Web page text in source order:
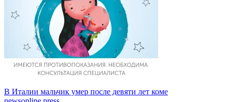
В Италии мальчик умер после девяти лет коме